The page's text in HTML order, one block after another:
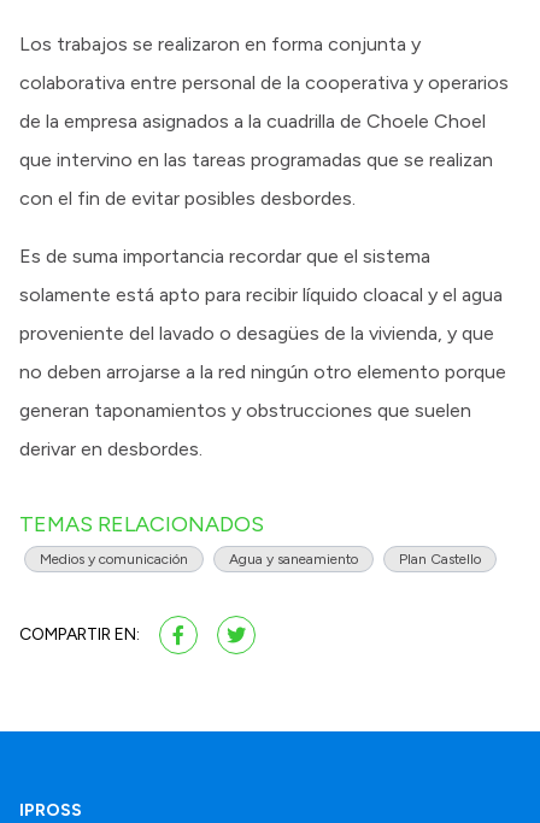
Los trabajos se realizaron en forma conjunta y
colaborativa entre personal de la cooperativa y operarios
de la empresa asignados a la cuadrilla de Choele Choel
que intervino en las tareas programadas que se realizan
con el fin de evitar posibles desbordes.
Es de suma importancia recordar que el sistema
solamente está apto para recibir líquido cloacal y el agua
proveniente del lavado o desagües de la vivienda, y que
no deben arrojarse a la red ningún otro elemento porque
generan taponamientos y obstrucciones que suelen
derivar en desbordes.
TEMAS RELACIONADOS
Medios y comunicación Agua y saneamiento Plan Castello
COMPARTIR EN:
IPROSS